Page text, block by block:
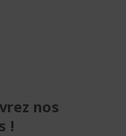
nos
!